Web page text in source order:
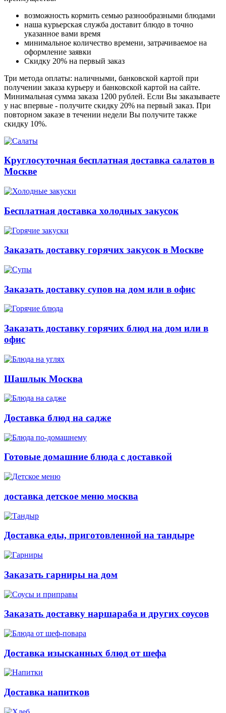
возможность кормить семью разнообразными блюдами
наша курьерская служба доставит блюдо в точно
указанное вами время
минимальное количество времени, затрачиваемое на
оформление заявки
Скидку 20% на первый заказ
Три метода оплаты: наличными, банковской картой при
получении заказа курьеру и банковской картой на сайте.
Минимальная сумма заказа 1200 рублей. Если Вы заказываете
у нас впервые - получите скидку 20% на первый заказ. При
повторном заказе в течении недели Вы получите также
скидку 10%.
Круглосуточная бесплатная доставка салатов в
Москве
Бесплатная доставка холодных закусок
Заказать доставку горячих закусок в Москве
Заказать доставку супов на дом или в офис
Заказать доставку горячих блюд на дом или в
офис
Шашлык Москва
Доставка блюд на садже
Готовые домашние блюда с доставкой
доставка детское меню москва
Доставка еды, приготовленной на тандыре
Заказать гарниры на дом
Заказать доставку наршараба и других соусов
Доставка изысканных блюд от шефа
Доставка напитков